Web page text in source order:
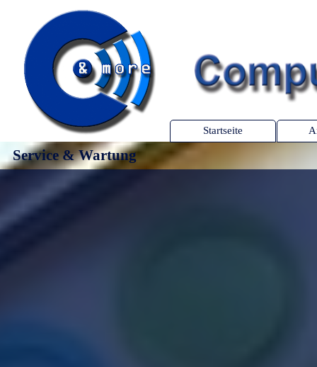
Startseite
Service & Wartung